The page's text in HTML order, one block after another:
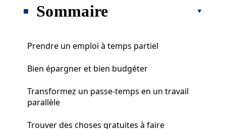
Sommaire
Prendre un emploi à temps partiel
Bien épargner et bien budgéter
Transformez un passe-temps en un travail
parallèle
Trouver des choses gratuites à faire